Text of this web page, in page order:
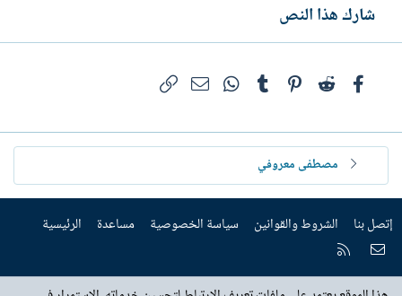
شارك هذا النص
فيسبوكReddit
Pinterest
Tumblr
WhatsAppالبريد الإلكتروني
مصطفى معروفي
إتصل بنا الشروط والقوانين سياسة الخصوصية مساعدة الرئيسية
إتصل بنا